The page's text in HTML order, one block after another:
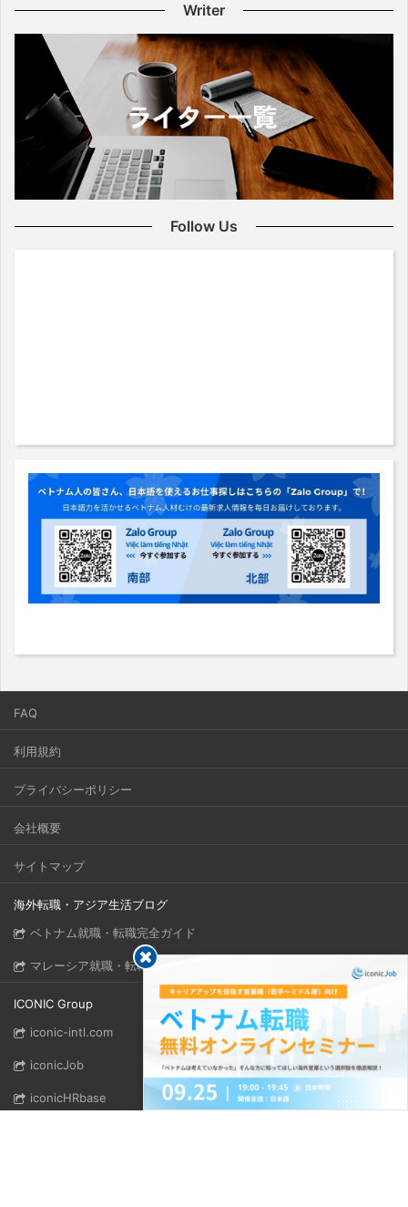
Writer
Follow Us
FAQ
利用規約
プライバシーポリシー
会社概要
サイトマップ
海外転職・アジア生活ブログ
ベトナム就職・転職完全ガイド
マレーシア就職・転職完全ガイド
ICONIC Group
iconic-intl.com
iconicJob
iconicHRbase